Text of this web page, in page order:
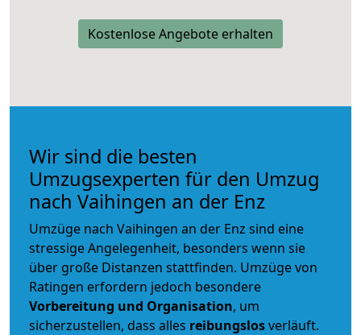
Kostenlose Angebote erhalten
Wir sind die besten
Umzugsexperten für den Umzug
nach Vaihingen an der Enz
Umzüge nach Vaihingen an der Enz sind eine
stressige Angelegenheit, besonders wenn sie
über große Distanzen stattfinden. Umzüge von
Ratingen erfordern jedoch besondere
Vorbereitung und Organisation, um
sicherzustellen, dass alles reibungslosverläuft.